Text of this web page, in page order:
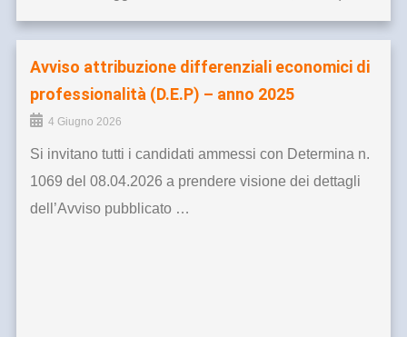
Avviso attribuzione differenziali economici di
professionalità (D.E.P) – anno 2025
4 Giugno 2026
Si invitano tutti i candidati ammessi con Determina n.
1069 del 08.04.2026 a prendere visione dei dettagli
dell’Avviso pubblicato …